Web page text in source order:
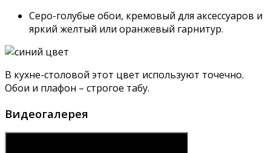
Серо-голубые обои, кремовый для аксессуаров и
яркий желтый или оранжевый гарнитур.
В кухне-столовой этот цвет используют точечно.
Обои и плафон – строгое табу.
Видеогалерея